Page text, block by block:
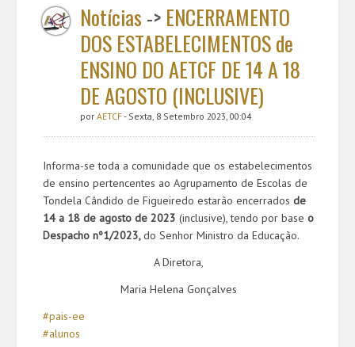
Notícias -> ENCERRAMENTO
DOS ESTABELECIMENTOS de
ENSINO DO AETCF DE 14 A 18
DE AGOSTO (INCLUSIVE)
por AETCF- Sexta, 8 Setembro 2023, 00:04
Informa-se toda a comunidade que os estabelecimentos
de ensino pertencentes ao Agrupamento de Escolas de
Tondela Cândido de Figueiredo estarão encerrados de
14 a 18 de agosto de 2023 (inclusive), tendo por base o
Despacho nº1/2023,do Senhor Ministro da Educação.
A Diretora,
Maria Helena Gonçalves
#pais-ee
#alunos